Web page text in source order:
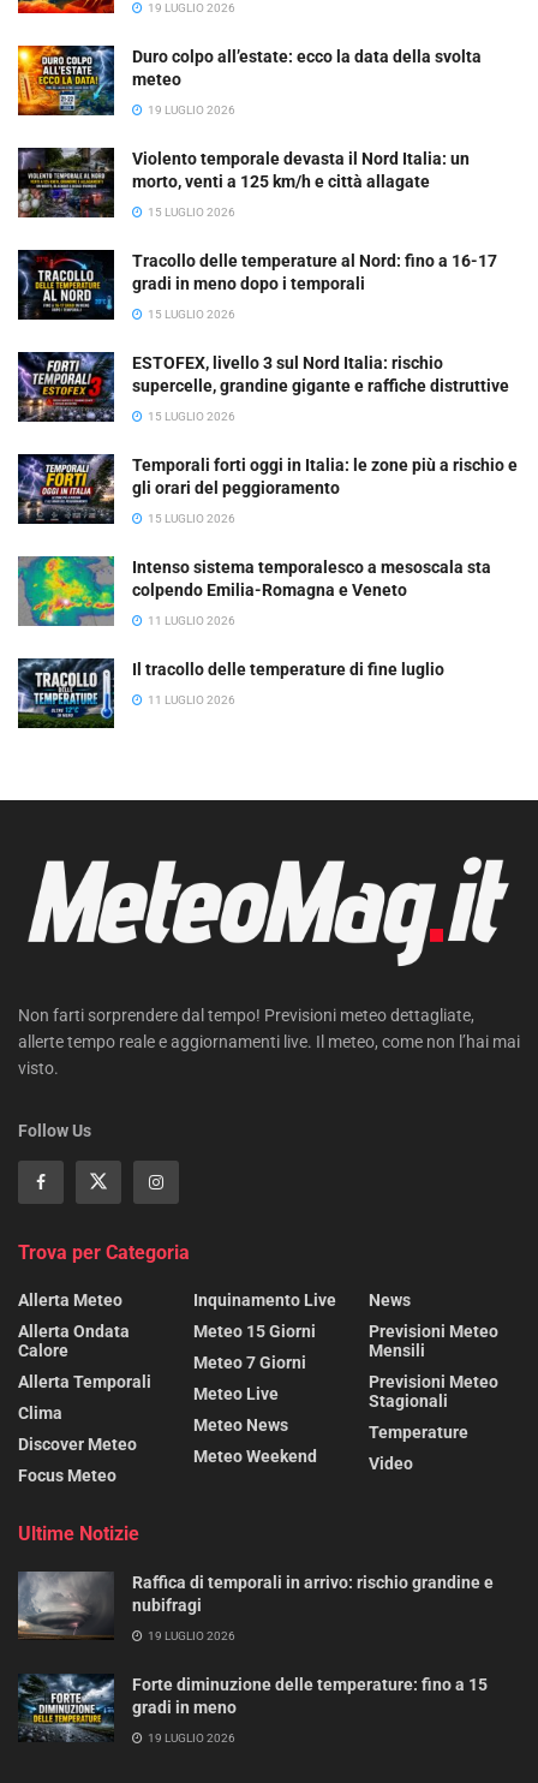
19 LUGLIO 2026
Duro colpo all’estate: ecco la data della svolta
meteo
19 LUGLIO 2026
Violento temporale devasta il Nord Italia: un
morto, venti a 125 km/h e città allagate
15 LUGLIO 2026
Tracollo delle temperature al Nord: fino a 16-17
gradi in meno dopo i temporali
15 LUGLIO 2026
ESTOFEX, livello 3 sul Nord Italia: rischio
supercelle, grandine gigante e raffiche distruttive
15 LUGLIO 2026
Temporali forti oggi in Italia: le zone più a rischio e
gli orari del peggioramento
15 LUGLIO 2026
Intenso sistema temporalesco a mesoscala sta
colpendo Emilia-Romagna e Veneto
11 LUGLIO 2026
Il tracollo delle temperature di fine luglio
11 LUGLIO 2026
Non farti sorprendere dal tempo! Previsioni meteo dettagliate,
allerte tempo reale e aggiornamenti live. Il meteo, come non l’hai mai
visto.
Follow Us
Trova per Categoria
Allerta Meteo
Allerta Ondata
Calore
Allerta Temporali
Clima
Discover Meteo
Focus Meteo
Inquinamento Live
Meteo 15 Giorni
Meteo 7 Giorni
Meteo Live
Meteo News
Meteo Weekend
News
Previsioni Meteo
Mensili
Previsioni Meteo
Stagionali
Temperature
Video
Ultime Notizie
Raffica di temporali in arrivo: rischio grandine e
nubifragi
19 LUGLIO 2026
Forte diminuzione delle temperature: fino a 15
gradi in meno
19 LUGLIO 2026